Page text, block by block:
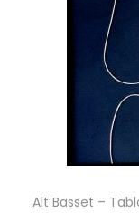
Alt Basset –